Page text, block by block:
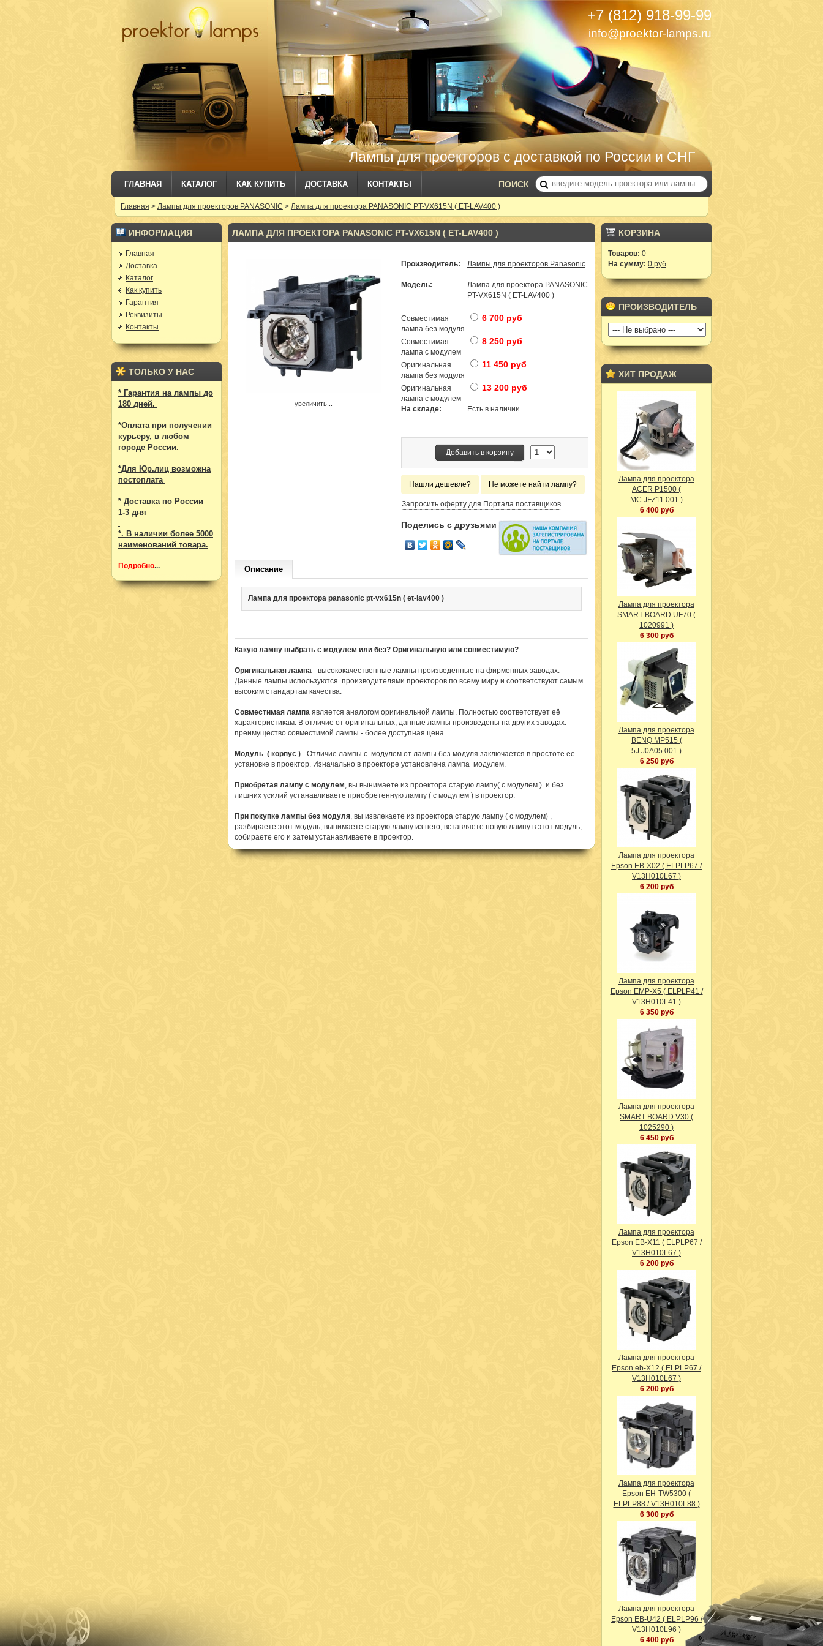
Лампы для проекторов с доставкой по России и СНГ
+7 (812) 918-99-99
info@proektor-lamps.ru
ГЛАВНАЯ КАТАЛОГ КАК КУПИТЬ ДОСТАВКА КОНТАКТЫ ПОИСК
Главная > Лампы для проекторов PANASONIC > Лампа для проектора PANASONIC PT-VX615N ( ET-LAV400 )
ИНФОРМАЦИЯ
Главная
Доставка
Каталог
Как купить
Гарантия
Реквизиты
Контакты
ТОЛЬКО У НАС
* Гарантия на лампы до
180 дней.
*Оплата при получении
курьеру, в любом
городе России.
*Для Юр.лиц возможна
постоплата
* Доставка по России
1-3 дня
*. В наличии более 5000
наименований товара.
Подробно...
ЛАМПА ДЛЯ ПРОЕКТОРА PANASONIC PT-VX615N ( ET-LAV400 )
увеличить...
Производитель: Лампы для проекторов Panasonic
Модель:
Лампа для проектора PANASONIC
PT-VX615N ( ET-LAV400 )
Совместимая
лампа без модуля
6 700 руб
Совместимая
лампа с модулем
8 250 руб
Оригинальная
лампа без модуля
11 450 руб
Оригинальная
лампа с модулем
13 200 руб
На складе: Есть в наличии
Добавить в корзину
Нашли дешевле? Не можете найти лампу?
Запросить оферту для Портала поставщиков
Поделись с друзьями
Описание
Лампа для проектора panasonic pt-vx615n ( et-lav400 )
Какую лампу выбрать с модулем или без? Оригинальную или совместимую?
Оригинальная лампа - высококачественные лампы произведенные на фирменных заводах.
Данные лампы используются производителями проекторов по всему миру и соответствуют самым
высоким стандартам качества.
Совместимая лампа является аналогом оригинальной лампы. Полностью соответствует её
характеристикам. В отличие от оригинальных, данные лампы произведены на других заводах.
преимущество совместимой лампы - более доступная цена.
Модуль ( корпус ) - Отличие лампы с модулем от лампы без модуля заключается в простоте ее
установке в проектор. Изначально в проекторе установлена лампа модулем.
Приобретая лампу с модулем, вы вынимаете из проектора старую лампу( с модулем ) и без
лишних усилий устанавливаете приобретенную лампу ( с модулем ) в проектор.
При покупке лампы без модуля, вы извлекаете из проектора старую лампу ( с модулем) ,
разбираете этот модуль, вынимаете старую лампу из него, вставляете новую лампу в этот модуль,
собираете его и затем устанавливаете в проектор.
КОРЗИНА
Товаров: 0
На сумму: 0 руб
ПРОИЗВОДИТЕЛЬ
ХИТ ПРОДАЖ
Лампа для проектора
ACER P1500 (
MC.JFZ11.001 )
6 400 руб
Лампа для проектора
SMART BOARD UF70 (
1020991 )
6 300 руб
Лампа для проектора
BENQ MP515 (
5J.J0A05.001 )
6 250 руб
Лампа для проектора
Epson EB-X02 ( ELPLP67 /
V13H010L67 )
6 200 руб
Лампа для проектора
Epson EMP-X5 ( ELPLP41 /
V13H010L41 )
6 350 руб
Лампа для проектора
SMART BOARD V30 (
1025290 )
6 450 руб
Лампа для проектора
Epson EB-X11 ( ELPLP67 /
V13H010L67 )
6 200 руб
Лампа для проектора
Epson eb-X12 ( ELPLP67 /
V13H010L67 )
6 200 руб
Лампа для проектора
Epson EH-TW5300 (
ELPLP88 / V13H010L88 )
6 300 руб
Лампа для проектора
Epson EB-U42 ( ELPLP96 /
V13H010L96 )
6 400 руб